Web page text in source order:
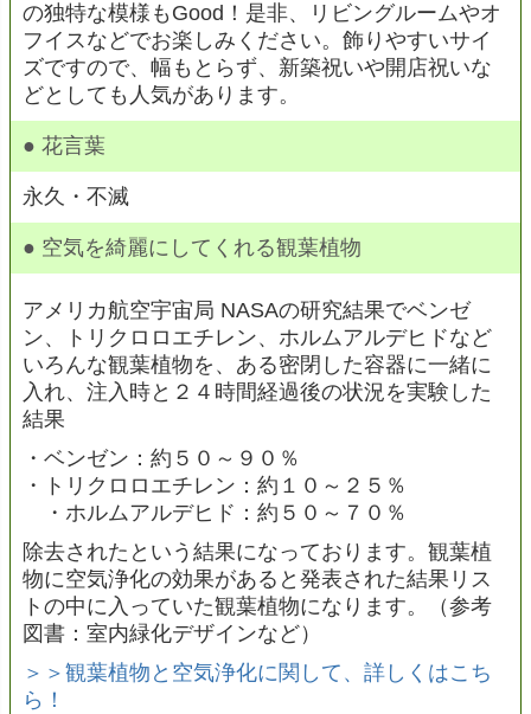
の独特な模様もGood！是非、リビングルームやオ
フイスなどでお楽しみください。飾りやすいサイ
ズですので、幅もとらず、新築祝いや開店祝いな
どとしても人気があります。
● 花言葉
永久・不滅
● 空気を綺麗にしてくれる観葉植物
アメリカ航空宇宙局 NASAの研究結果でベンゼ
ン、トリクロロエチレン、ホルムアルデヒドなど
いろんな観葉植物を、ある密閉した容器に一緒に
入れ、注入時と２４時間経過後の状況を実験した
結果
・ベンゼン：約５０～９０％
・トリクロロエチレン：約１０～２５％
・ホルムアルデヒド：約５０～７０％
除去されたという結果になっております。観葉植
物に空気浄化の効果があると発表された結果リス
トの中に入っていた観葉植物になります。（参考
図書：室内緑化デザインなど）
＞＞観葉植物と空気浄化に関して、詳しくはこち
ら！